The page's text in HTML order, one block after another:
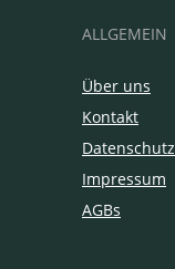
ALLGEMEIN
Über uns
Kontakt
Datenschutz
Impressum
AGBs